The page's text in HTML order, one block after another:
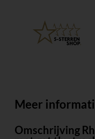
Meer
Omschrijving